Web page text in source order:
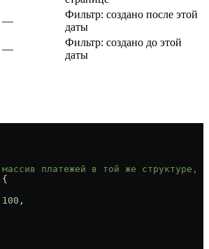
—
Фильтр: создано после этой
даты
—
Фильтр: создано до этой
даты
платежей в той же
100 ,